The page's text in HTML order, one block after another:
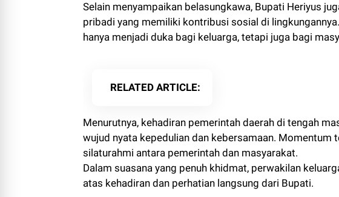
Selain menyampaikan belasungkawa, Bupati Heriyus
pribadi yang memiliki kontribusi sosial di
hanya menjadi duka bagi keluarga, tetapi juga bagi
RELATED ARTICLE
Menurutnya, kehadiran pemerintah daerah di tengah
wujud nyata kepedulian dan kebersamaan.
silaturahmi antara pemerintah dan masyarakat.
Dalam suasana yang penuh khidmat, perwakilan
atas kehadiran dan perhatian langsung dari Bupati.